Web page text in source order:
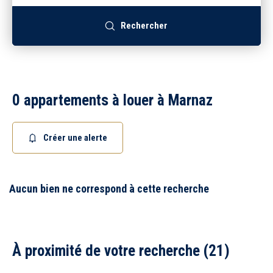
Rechercher
0 appartements à louer à Marnaz
Créer une alerte
Aucun bien ne correspond à cette recherche
À proximité de votre recherche (21)